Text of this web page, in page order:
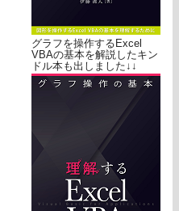
グラフを操作するExcel
VBAの基本を解説したキン
ドル本も出しました↓↓